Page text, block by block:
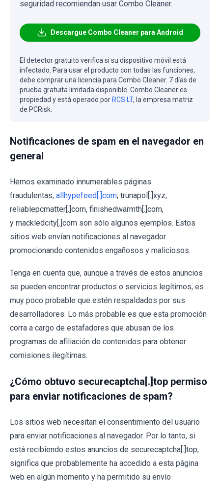
seguridad recomiendan usar Combo Cleaner.
Descargue Combo Cleaner para Android
El detector gratuito verifica si su dispositivo móvil está
infectado. Para usar el producto con todas las funciones,
debe comprar una licencia para Combo Cleaner. 7 días de
prueba gratuita limitada disponible. Combo Cleaner es
propiedad y está operado por RCS LT, la empresa matriz
de PCRisk.
Notificaciones de spam en el navegador en
general
Hemos examinado innumerables páginas
fraudulentas; allhypefeed[.]com, trunapol[.]xyz,
reliablepcmatter[.]com, finishedwarmth[.]com,
y mackledcity[.]com son sólo algunos ejemplos. Estos
sitios web envían notificaciones al navegador
promocionando contenidos engañosos y maliciosos.
Tenga en cuenta que, aunque a través de estos anuncios
se pueden encontrar productos o servicios legítimos, es
muy poco probable que estén respaldados por sus
desarrolladores. Lo más probable es que esta promoción
corra a cargo de estafadores que abusan de los
programas de afiliación de contenidos para obtener
comisiones ilegítimas.
¿Cómo obtuvo securecaptcha[.]top permiso
para enviar notificaciones de spam?
Los sitios web necesitan el consentimiento del usuario
para enviar notificaciones al navegador. Por lo tanto, si
está recibiendo estos anuncios de securecaptcha[.]top,
significa que probablemente ha accedido a esta página
web en algún momento y ha permitido su envío